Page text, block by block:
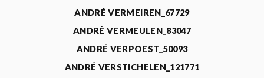
ANDRÉ VERMEIREN_67729
ANDRÉ VERMEULEN_83047
ANDRÉ VERPOEST_50093
ANDRÉ VERSTICHELEN_121771